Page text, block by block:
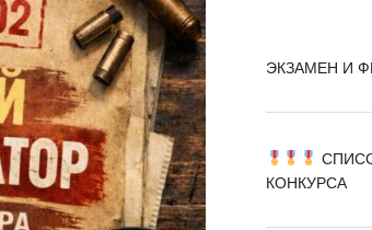
ЭКЗАМЕН И
КОНКУРСА